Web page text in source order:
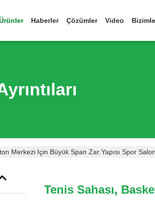
Haberler Çözümler Video
Merkezi Için Büyük Span Zar Yapısı Spor
Tenis Sahası,